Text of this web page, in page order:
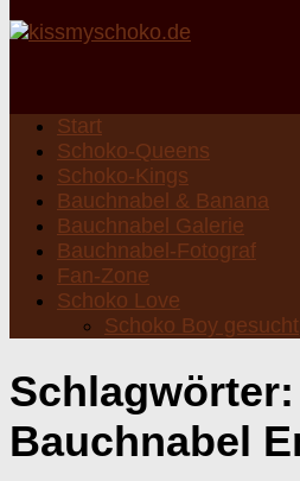
Start
Schoko-Queens
Schoko-Kings
Bauchnabel & Banana
Bauchnabel Galerie
Bauchnabel-Fotograf
Fan-Zone
Schoko Love
Schoko Boy gesucht
Schlagwörter:
Bauchnabel